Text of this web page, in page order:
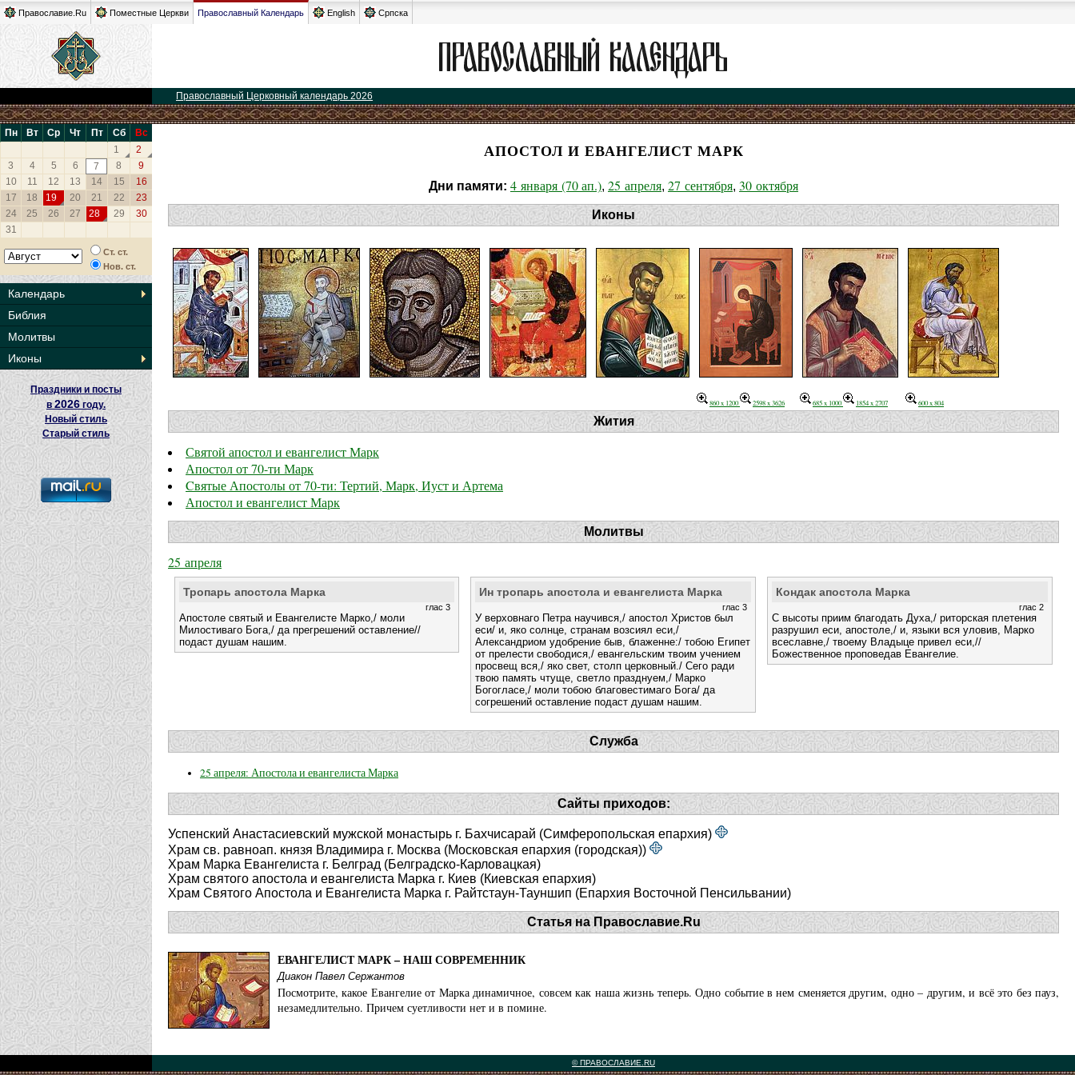
Православие.Ru Поместные Церкви Православный Календарь English Српска
Православный Церковный календарь 2026
Пн Вт Ср Чт Пт Сб
Вс
1
2
3
4 5 6 7 8
9
10
11 12 13 14 15
16
17
18 19 20 21 22
23
24
25 26 27 28 29
30
31
Ст. ст.
Нов. ст.
Календарь
Библия
Молитвы
Иконы
Праздники и посты
в2026 году.
Новый стиль
Старый стиль
АПОСТОЛ И ЕВАНГЕЛИСТ МАРК
Дни памяти: 4 января (70 ап.), 25 апреля, 27 сентября, 30 октября
Иконы
860 x 1200 2598 x 3626 685 x 1000 1854 x 2707 600 x 804
Жития
Святой апостол и евангелист Марк
Апостол от 70-ти Марк
Cвятые Апостолы от 70-ти: Тертий, Марк, Иуст и Артема
Апостол и евангелист Марк
Молитвы
25 апреля
Тропарь апостола Марка
глас 3
Апостоле святый и Евангелисте Марко,/ моли
Милостиваго Бога,/ да прегрешений оставление//
подаст душам нашим.
Ин тропарь апостола и евангелиста Марка
глас 3
У верховнаго Петра научився,/ апостол Христов был
еси/ и, яко солнце, странам возсиял еси,/
Александриом удобрение быв, блаженне:/ тобою Египет
от прелести свободися,/ евангельским твоим учением
просвещ вся,/ яко свет, столп церковный./ Сего ради
твою память чтуще, светло празднуем,/ Марко
Богогласе,/ моли тобою благовестимаго Бога/ да
согрешений оставление подаст душам нашим.
Кондак апостола Марка
глас 2
С высоты приим благодать Духа,/ риторская плетения
разрушил еси, апостоле,/ и, языки вся уловив, Марко
всеславне,/ твоему Владыце привел еси,//
Божественное проповедав Евангелие.
Служба
25 апреля: Апостола и евангелиста Марка
Сайты приходов:
Успенский Анастасиевский мужской монастырь г. Бахчисарай (Симферопольская епархия)
Храм св. равноап. князя Владимира г. Москва (Московская епархия (городская))
Храм Марка Евангелиста г. Белград (Белградско-Карловацкая)
Храм святого апостола и евангелиста Марка г. Киев (Киевская епархия)
Храм Святого Апостола и Евангелиста Марка г. Райтстаун-Тауншип (Епархия Восточной Пенсильвании)
Статья на Православие.Ru
ЕВАНГЕЛИСТ МАРК – НАШ СОВРЕМЕННИК
Диакон Павел Сержантов
Посмотрите, какое Евангелие от Марка динамичное, совсем как наша жизнь теперь. Одно событие в нем сменяется другим, одно – другим, и всё это без пауз,
незамедлительно. Причем суетливости нет и в помине.
© ПРАВОСЛАВИЕ.RU